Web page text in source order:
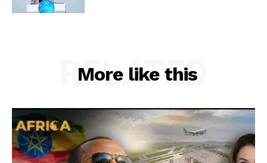
More like this
RELATED